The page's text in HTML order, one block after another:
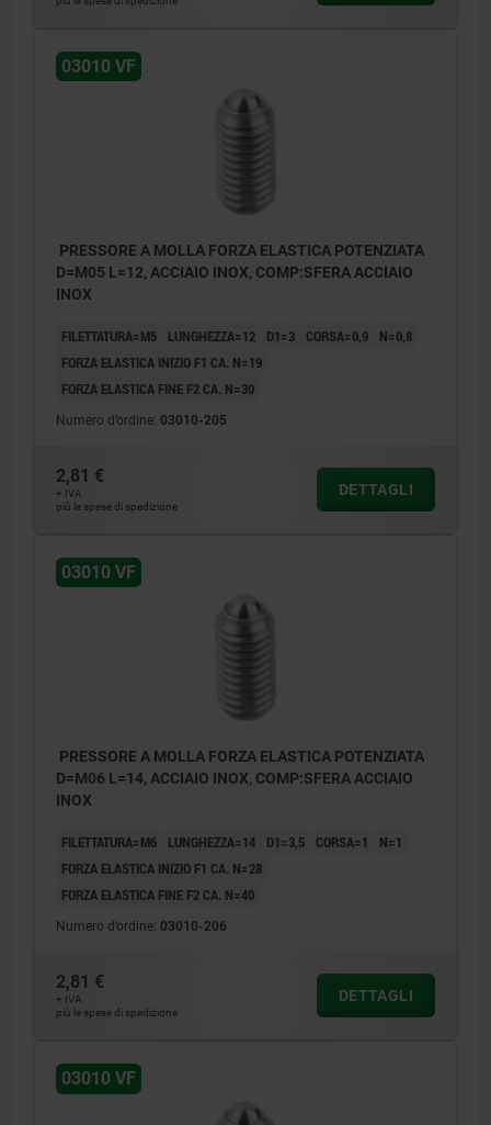
03010 VF
PRESSORE A MOLLA FORZA ELASTICA POTENZIATA
D=M05 L=12, ACCIAIO INOX, COMP:SFERA ACCIAIO
INOX
FILETTATURA=M5 LUNGHEZZA=12 D1=3 CORSA=0,9
N=0,8
FORZA ELASTICA INIZIO F1 CA. N=19
FORZA ELASTICA FINE F2 CA. N=30
Numero d’ordine: 03010-205
2,81 €
+ IVA
più le spese di spedizione
DETTAGLI
03010 VF
PRESSORE A MOLLA FORZA ELASTICA POTENZIATA
D=M06 L=14, ACCIAIO INOX, COMP:SFERA ACCIAIO
INOX
FILETTATURA=M6 LUNGHEZZA=14 D1=3,5 CORSA=1
N=1
FORZA ELASTICA INIZIO F1 CA. N=28
FORZA ELASTICA FINE F2 CA. N=40
Numero d’ordine: 03010-206
2,81 €
+ IVA
più le spese di spedizione
DETTAGLI
03010 VF